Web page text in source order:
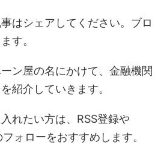
はシェアしてください。ブロ
す。
ン屋の名にかけて、金融機関
紹介していきます。
れたい方は、RSS登録や
ォローをおすすめします。